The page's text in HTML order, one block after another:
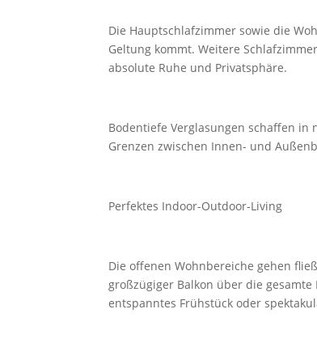
Die Hauptschlafzimmer sowie die
Geltung kommt. Weitere
absolute Ruhe und Privatsphäre.
Bodentiefe Verglasungen schaffen
Grenzen zwischen Innen- und
Perfektes Indoor-Outdoor-Living
Die offenen Wohnbereiche gehen
großzügiger Balkon über die
entspanntes Frühstück oder